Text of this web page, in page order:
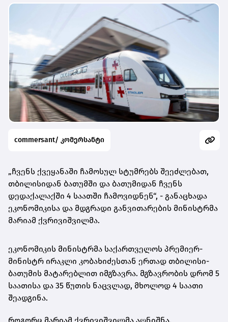
commersant/ კომერსანტი
„ჩვენს ქვეყანაში ჩამოსულ სტუმრებს შეეძლებათ,
თბილისიდან ბათუმში და ბათუმიდან ჩვენს
დედაქალაქში 4 საათში ჩამოვიდნენ“, - განაცხადა
ეკონომიკისა და მდგრადი განვითარების მინისტრმა
მარიამ ქვრივიშვილმა.
ეკონომიკის მინისტრმა საქართველოს პრემიერ-
მინისტრ ირაკლი კობახიძესთან ერთად თბილისი-
ბათუმის მატარებლით იმგზავრა. მგზავრობის დრომ 5
საათისა და 35 წუთის ნაცვლად, მხოლოდ 4 საათი
შეადგინა.